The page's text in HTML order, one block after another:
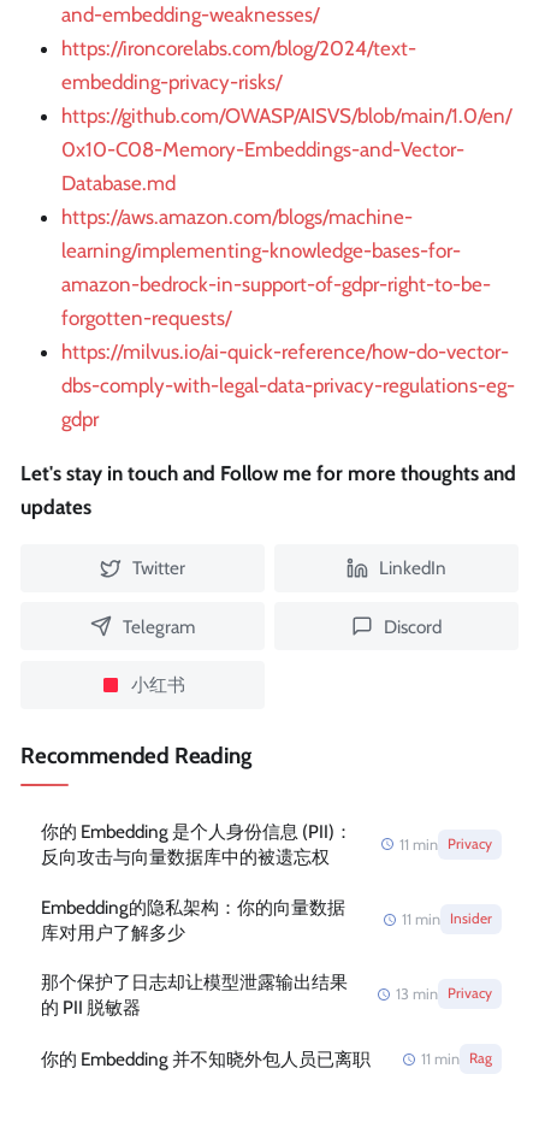
and-embedding-weaknesses/
https://ironcorelabs.com/blog/2024/text-
embedding-privacy-risks/
https://github.com/OWASP/AISVS/blob/main/1.0/en/
0x10-C08-Memory-Embeddings-and-Vector-
Database.md
https://aws.amazon.com/blogs/machine-
learning/implementing-knowledge-bases-for-
amazon-bedrock-in-support-of-gdpr-right-to-be-
forgotten-requests/
https://milvus.io/ai-quick-reference/how-do-vector-
dbs-comply-with-legal-data-privacy-regulations-eg-
gdpr
Let's stay in touch and Follow me for more thoughts and
updates
Twitter LinkedIn
Telegram Discord
小红书
Recommended Reading
你的 Embedding 是个人身份信息 (PII)：
反向攻击与向量数据库中的被遗忘权
11 min Privacy
Embedding的隐私架构：你的向量数据
库对用户了解多少
11 min Insider
那个保护了日志却让模型泄露输出结果
的 PII 脱敏器
13 min Privacy
你的 Embedding 并不知晓外包人员已离职 11 min Rag